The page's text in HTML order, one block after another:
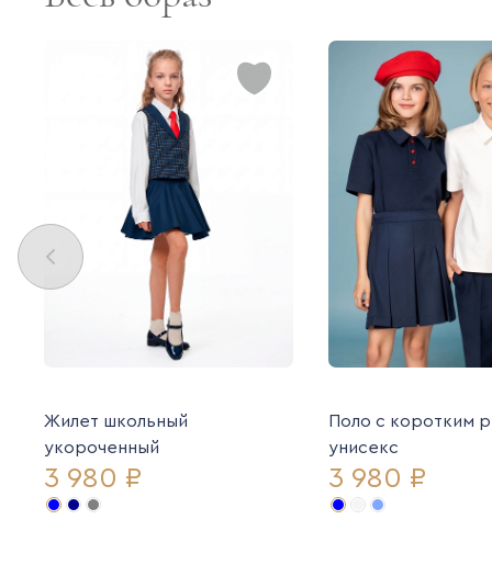
Жилет школьный
укороченный
3 980 ₽
Поло с коротким
унисекс
3 980 ₽